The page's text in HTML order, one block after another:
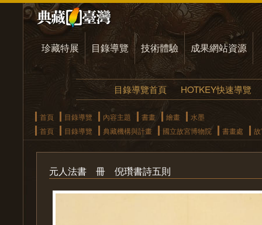
珍藏特展 目錄導覽 技術體驗 成果網站資源
目錄導覽首頁 HOTKEY快速導覽
首頁 目錄導覽 內容主題 書畫 繪畫
水墨
首頁
目錄導覽 典藏機構與計畫 國立故宮博物院 書畫處
元人法書 冊 倪瓚書詩五則